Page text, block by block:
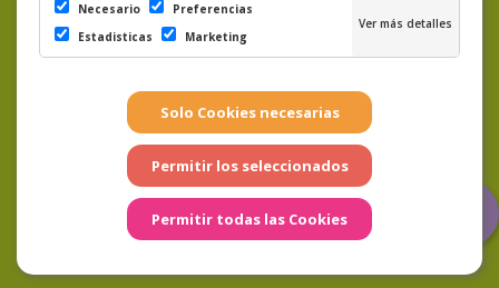
Necesario
Preferencias
Estadisticas
Marketing
LSSICE|Condiciones de compra|Preguntas
Frecuentes|Cookies|Aviso Legal|Política de
Privacidad|Términos y condiciones